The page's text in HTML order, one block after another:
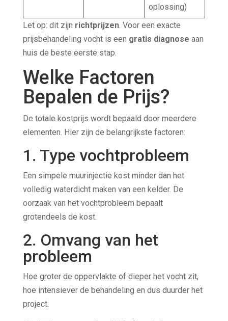
oplossing)
Let op: dit zijn richtprijzen. Voor een exacte
prijsbehandeling vocht is een gratis diagnose aan
huis de beste eerste stap.
Welke Factoren
Bepalen de Prijs?
De totale kostprijs wordt bepaald door meerdere
elementen. Hier zijn de belangrijkste factoren:
1. Type vochtprobleem
Een simpele muurinjectie kost minder dan het
volledig waterdicht maken van een kelder. De
oorzaak van het vochtprobleem bepaalt
grotendeels de kost.
2. Omvang van het
probleem
Hoe groter de oppervlakte of dieper het vocht zit,
hoe intensiever de behandeling en dus duurder het
project.